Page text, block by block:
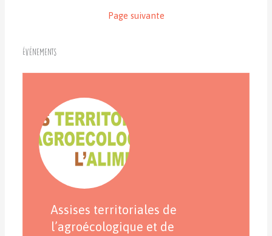
Page suivante
Événements
Assises territoriales de
l’agroécologique et de